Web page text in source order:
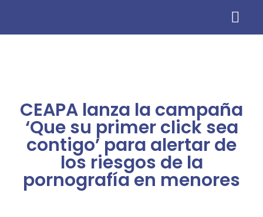
CEAPA lanza la campaña
‘Que su primer click sea
contigo’ para alertar de
los riesgos de la
pornografía en menores